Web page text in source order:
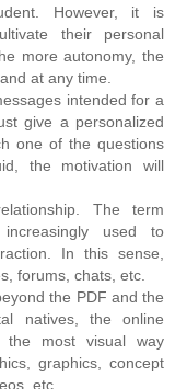
However, it is
their personal
more autonomy, the
at any time.
intended for a
give a personalized
one of the questions
the motivation will
The term
used to
In this sense,
forums, chats, etc.
the PDF and the
natives, the online
the most visual way
graphics, concept
etc.